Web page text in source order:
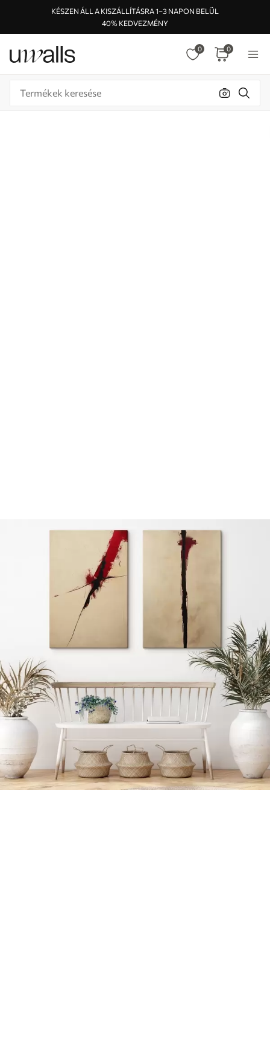
KÉSZEN ÁLL A KISZÁLLÍTÁSRA 1–3 NAPON BELÜL
40% KEDVEZMÉNY
0 0